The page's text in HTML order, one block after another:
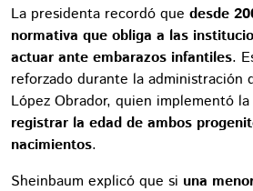
La presidenta recordó que desde
normativa que obliga a las
actuar ante embarazos infantiles.
reforzado durante la administración
López Obrador, quien implementó
registrar la edad de ambos
nacimientos.
Sheinbaum explicó que si una